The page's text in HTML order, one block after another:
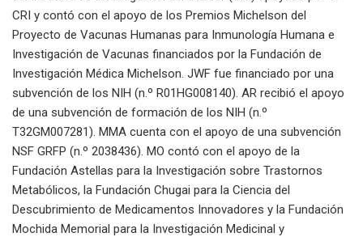
CRI y contó con el apoyo de los Premios Michelson del
Proyecto de Vacunas Humanas para Inmunología Humana e
Investigación de Vacunas financiados por la Fundación de
Investigación Médica Michelson. JWF fue financiado por una
subvención de los NIH (n.º R01HG008140). AR recibió el apoyo
de una subvención de formación de los NIH (n.º
T32GM007281). MMA cuenta con el apoyo de una subvención
NSF GRFP (n.º 2038436). MO contó con el apoyo de la
Fundación Astellas para la Investigación sobre Trastornos
Metabólicos, la Fundación Chugai para la Ciencia del
Descubrimiento de Medicamentos Innovadores y la Fundación
Mochida Memorial para la Investigación Medicinal y